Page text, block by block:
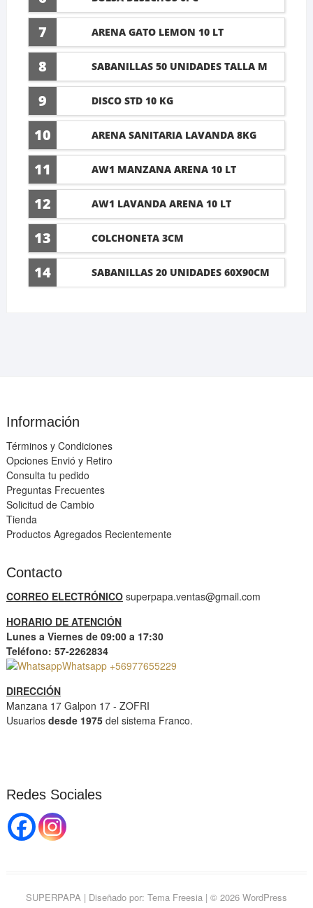
7 ARENA GATO LEMON 10 LT
8 SABANILLAS 50 UNIDADES TALLA M
60X45CM
9 DISCO STD 10 KG
10 ARENA SANITARIA LAVANDA 8KG
11 AW1 MANZANA ARENA 10 LT
12 AW1 LAVANDA ARENA 10 LT
13 COLCHONETA 3CM
14 SABANILLAS 20 UNIDADES 60X90CM
Información
Términos y Condiciones
Opciones Envió y Retiro
Consulta tu pedido
Preguntas Frecuentes
Solicitud de Cambio
Tienda
Productos Agregados Recientemente
Contacto
CORREO ELECTRÓNICOsuperpapa.ventas@gmail.com
HORARIO DE ATENCIÓN
Lunes a Viernes de 09:00 a 17:30
Teléfono: 57-2262834
Whatsapp +56977655229
DIRECCIÓN
Manzana 17 Galpon 17 - ZOFRI
Usuarios desde 1975del sistema Franco.
Redes Sociales
SUPERPAPA| Diseñado por: Tema Freesia| © 2026 WordPress